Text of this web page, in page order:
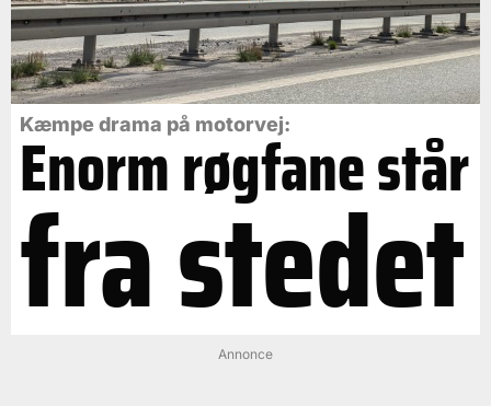
Kæmpe drama på motorvej:
Enorm røgfane står
fra stedet
Annonce